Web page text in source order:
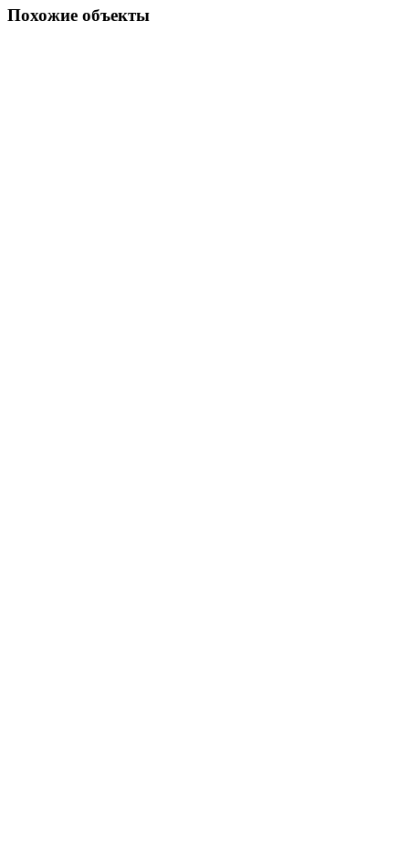
Похожие объекты